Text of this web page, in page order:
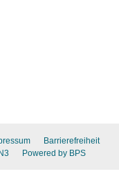
Barrierefreiheit
Powered by BPS